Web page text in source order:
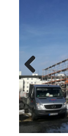
Previ
ous